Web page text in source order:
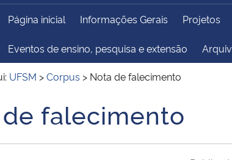
Ambiente Ministério do Turismo
Ministério do
Institucional
Página inicial Informações Gerais Projetos
Eventos de ensino, pesquisa e extensão
UFSM >Corpus > Nota de falecimento
falecimento